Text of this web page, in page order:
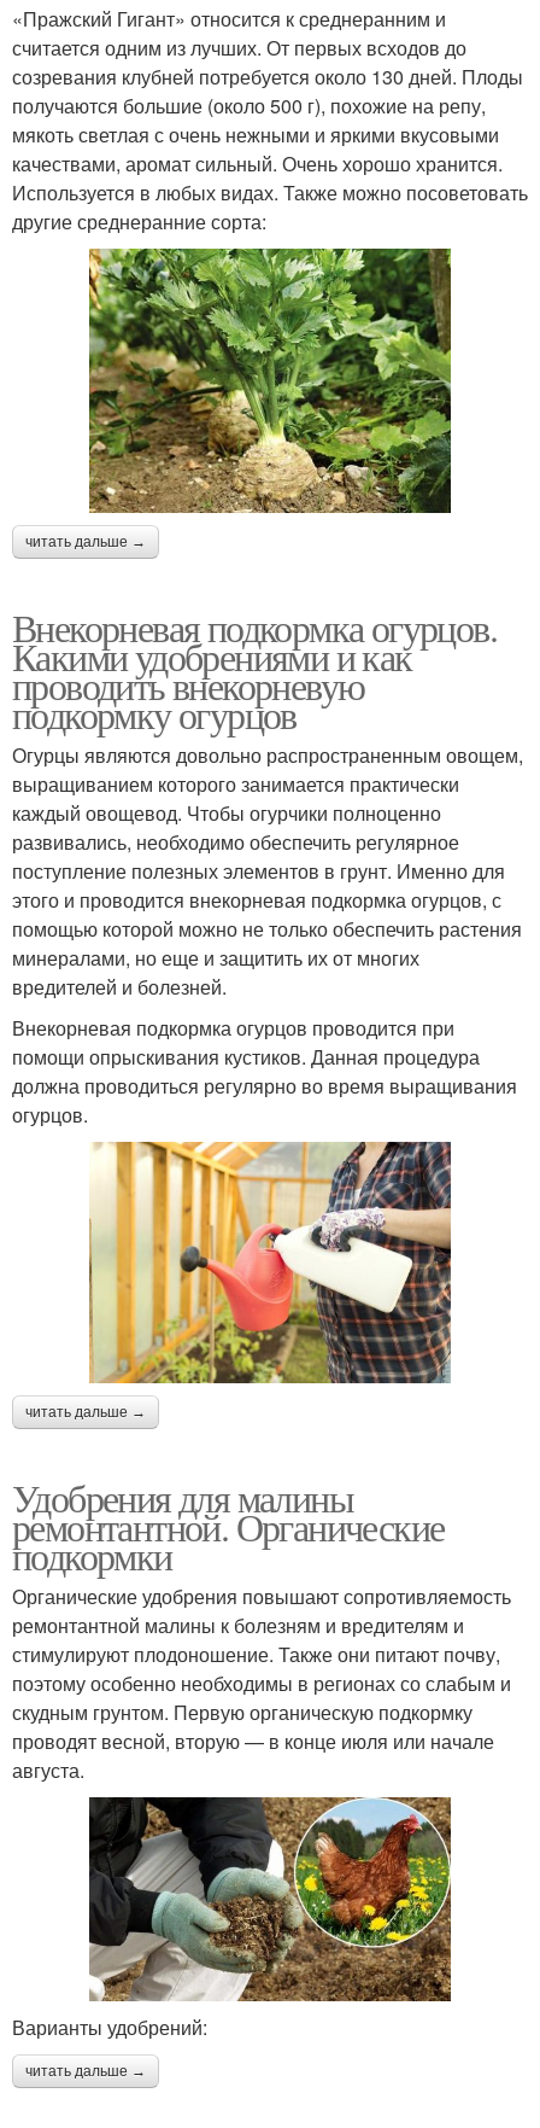
«Пражский Гигант» относится к среднеранним и
считается одним из лучших. От первых всходов до
созревания клубней потребуется около 130 дней. Плоды
получаются большие (около 500 г), похожие на репу,
мякоть светлая с очень нежными и яркими вкусовыми
качествами, аромат сильный. Очень хорошо хранится.
Используется в любых видах. Также можно посоветовать
другие среднеранние сорта:
читать дальше →
Внекорневая подкормка огурцов.
Какими удобрениями и как
проводить внекорневую
подкормку огурцов
Огурцы являются довольно распространенным овощем,
выращиванием которого занимается практически
каждый овощевод. Чтобы огурчики полноценно
развивались, необходимо обеспечить регулярное
поступление полезных элементов в грунт. Именно для
этого и проводится внекорневая подкормка огурцов, с
помощью которой можно не только обеспечить растения
минералами, но еще и защитить их от многих
вредителей и болезней.
Внекорневая подкормка огурцов проводится при
помощи опрыскивания кустиков. Данная процедура
должна проводиться регулярно во время выращивания
огурцов.
читать дальше →
Удобрения для малины
ремонтантной. Органические
подкормки
Органические удобрения повышают сопротивляемость
ремонтантной малины к болезням и вредителям и
стимулируют плодоношение. Также они питают почву,
поэтому особенно необходимы в регионах со слабым и
скудным грунтом. Первую органическую подкормку
проводят весной, вторую — в конце июля или начале
августа.
Варианты удобрений:
читать дальше →